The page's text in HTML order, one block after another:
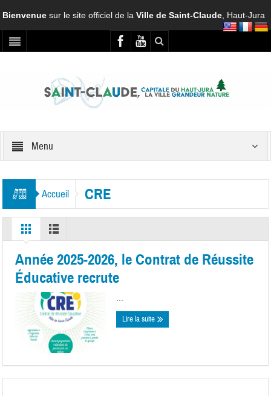
Bienvenuesur le site officiel de laVille de Saint-Claude , Haut-Jura
Menu
Accueil CRE
Année 2025-2026, le Contrat de Réussite
Éducative recrute
Lire la suite